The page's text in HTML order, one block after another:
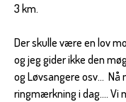
3 km.
Der skulle være en lov
og jeg gider ikke den
og Løvsangere osv...
ringmærkning i dag.... Vi